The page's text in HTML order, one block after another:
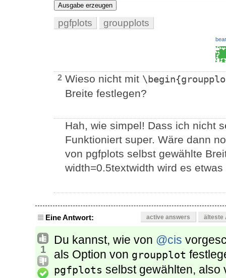
Ausgabe erzeugen
pgfplots groupplots
2 Wieso nicht mit
Breite festlegen?
Hah, wie simpel! Dass ich nicht
Funktioniert super. Wäre dann
von pgfplots selbst gewählte
width=0.5textwidth wird es etwas
Eine Antwort: active answers älteste
1
Du kannst, wie von @cis
als Option von groupplot
pgfplots selbst gewählten, also